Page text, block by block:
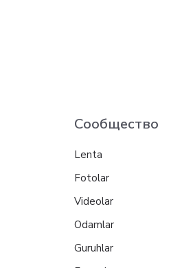
Сообщество
Lenta
Fotolar
Videolar
Odamlar
Guruhlar